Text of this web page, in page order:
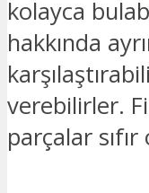
kolayca
hakkında
verebilirler.
parçalar